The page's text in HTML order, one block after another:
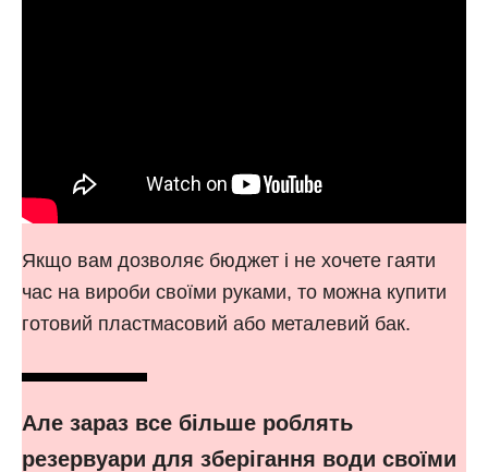
Якщо вам дозволяє бюджет і не хочете гаяти
час на вироби своїми руками, то можна купити
готовий пластмасовий або металевий бак.
Але зараз все більше роблять
резервуари для зберігання води своїми